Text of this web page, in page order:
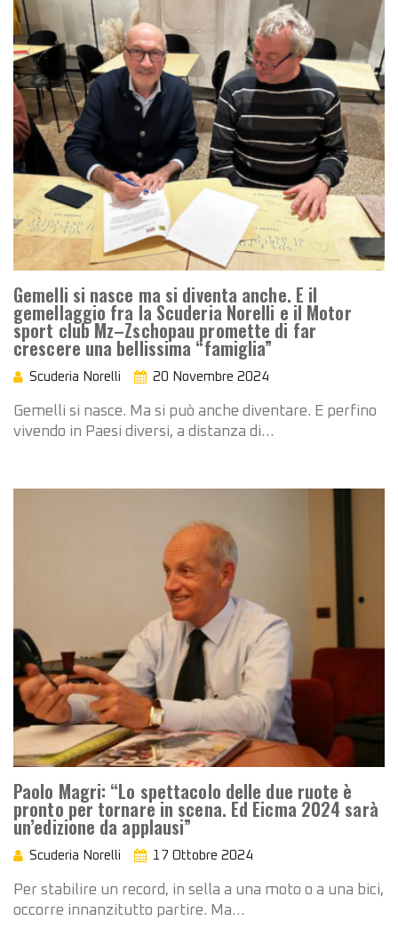
Gemelli si nasce ma si diventa anche. E il
gemellaggio fra la Scuderia Norelli e il Motor
sport club Mz–Zschopau promette di far
crescere una bellissima “famiglia”
Scuderia Norelli 20 Novembre 2024
Gemelli si nasce. Ma si può anche diventare. E perfino
vivendo in Paesi diversi, a distanza di…
Paolo Magri: “Lo spettacolo delle due ruote è
pronto per tornare in scena. Ed Eicma 2024 sarà
un’edizione da applausi”
Scuderia Norelli 17 Ottobre 2024
Per stabilire un record, in sella a una moto o a una bici,
occorre innanzitutto partire. Ma…